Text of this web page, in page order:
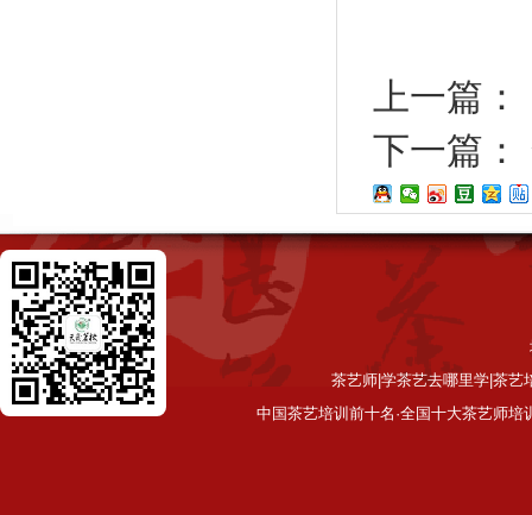
上一篇：
下一篇：
茶艺师|学茶艺去哪里学|茶艺
中国茶艺培训前十名·全国十大茶艺师培